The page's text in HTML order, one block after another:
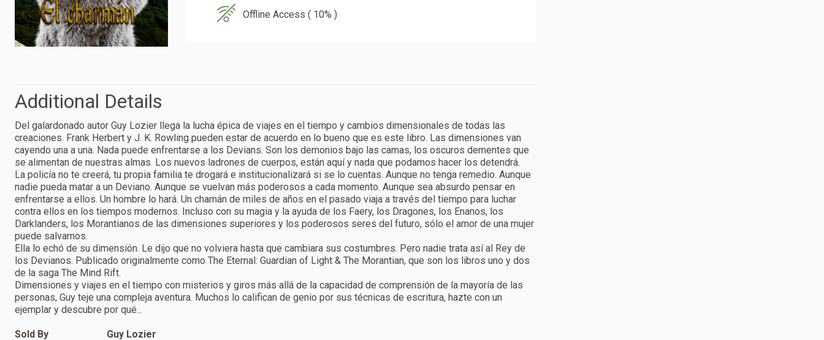
Offline Access ( 10% )
Additional Details
Del galardonado autor Guy Lozier llega la lucha épica de viajes en el tiempo y cambios dimensionales de todas las
creaciones. Frank Herbert y J. K. Rowling pueden estar de acuerdo en lo bueno que es este libro. Las dimensiones van
cayendo una a una. Nada puede enfrentarse a los Devians. Son los demonios bajo las camas, los oscuros dementes que
se alimentan de nuestras almas. Los nuevos ladrones de cuerpos, están aquí y nada que podamos hacer los detendrá.
La policía no te creerá, tu propia familia te drogará e institucionalizará si se lo cuentas. Aunque no tenga remedio. Aunque
nadie pueda matar a un Deviano. Aunque se vuelvan más poderosos a cada momento. Aunque sea absurdo pensar en
enfrentarse a ellos. Un hombre lo hará. Un chamán de miles de años en el pasado viaja a través del tiempo para luchar
contra ellos en los tiempos modernos. Incluso con su magia y la ayuda de los Faery, los Dragones, los Enanos, los
Darklanders, los Morantianos de las dimensiones superiores y los poderosos seres del futuro, sólo el amor de una mujer
puede salvarnos.
Ella lo echó de su dimensión. Le dijo que no volviera hasta que cambiara sus costumbres. Pero nadie trata así al Rey de
los Devianos. Publicado originalmente como The Eternal: Guardian of Light & The Morantian, que son los libros uno y dos
de la saga The Mind Rift.
Dimensiones y viajes en el tiempo con misterios y giros más allá de la capacidad de comprensión de la mayoría de las
personas, Guy teje una compleja aventura. Muchos lo califican de genio por sus técnicas de escritura, hazte con un
ejemplar y descubre por qué...
Sold By
Guy Lozier